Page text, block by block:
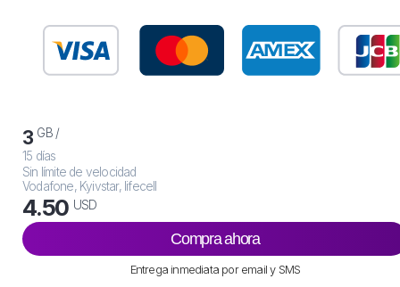
3 GB /
15 días
Sin límite de velocidad
Vodafone, Kyivstar, lifecell
4.50 USD
Compra ahora
Entrega inmediata por email y SMS